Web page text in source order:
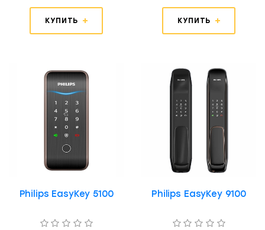
КУПИТЬ КУПИТЬ
Philips EasyKey 5100 Philips EasyKey 9100